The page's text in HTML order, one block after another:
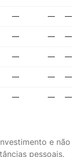
— — —
— — —
— — —
— — —
— — —
e não
pessoais.